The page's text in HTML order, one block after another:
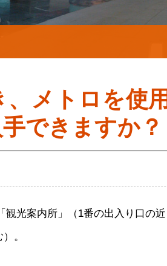
メトロを使
できますか？
光案内所」（1番の出入り口の近
。